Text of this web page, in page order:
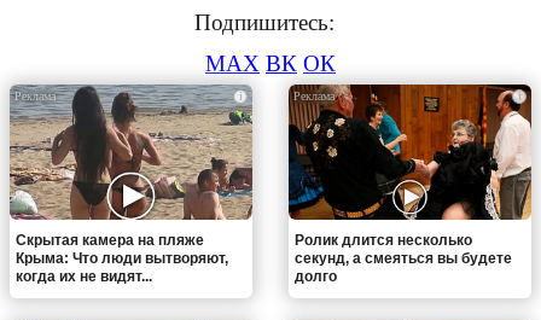
Подпишитесь:
MAX ВК ОК
i
Скрытая камера на пляже
Крыма: Что люди вытворяют,
когда их не видят...
i
Ролик длится несколько
секунд, а смеяться вы будете
долго